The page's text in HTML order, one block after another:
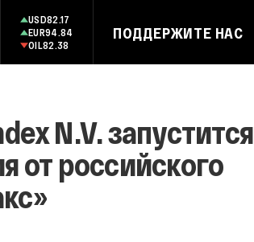
USD82.17
EUR94.84
OIL82.38
ПОДДЕРЖИТЕ НАС
N.V. запустится
от российского